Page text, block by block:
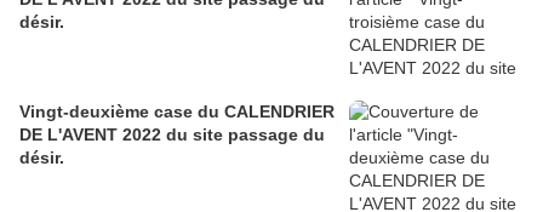
désir.
Vingt-deuxième case du CALENDRIER
DE L'AVENT 2022 du site passage du
désir.